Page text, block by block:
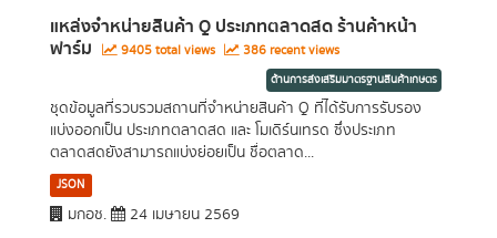
แหล่งจำหน่ายสินค้า Q ประเภทตลาดสด ร้านค้าหน้า
ฟาร์ม 9405 total views 386 recent views
ด้านการส่งเสริมมาตรฐานสินค้าเกษตร
ชุดข้อมูลที่รวบรวมสถานที่จำหน่ายสินค้า Q ที่ได้รับการรับรอง
แบ่งออกเป็น ประเภทตลาดสด และ โมเดิร์นเทรด ซึ่งประเภท
ตลาดสดยังสามารถแบ่งย่อยเป็น ชื่อตลาด...
JSON
มกอช. 24 เมษายน 2569